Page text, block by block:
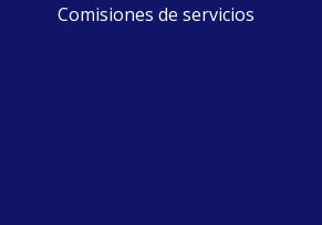
Comisiones de servicios